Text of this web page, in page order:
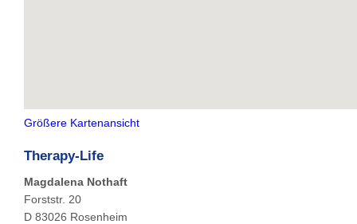
Größere Kartenansicht
Therapy-Life
Magdalena Nothaft
Forststr. 20
D 83026 Rosenheim